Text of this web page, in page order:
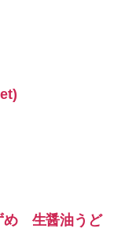
め 生醤油うど